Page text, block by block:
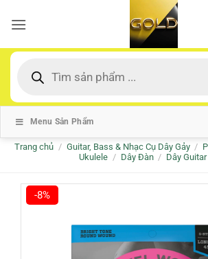
qua
dung
kiếm
Menu Sản Phẩm
Trang chủ / Guitar, Bass & Nhạc Cụ Dây Gảy /
Ukulele / Dây Đàn / Dây
-8%